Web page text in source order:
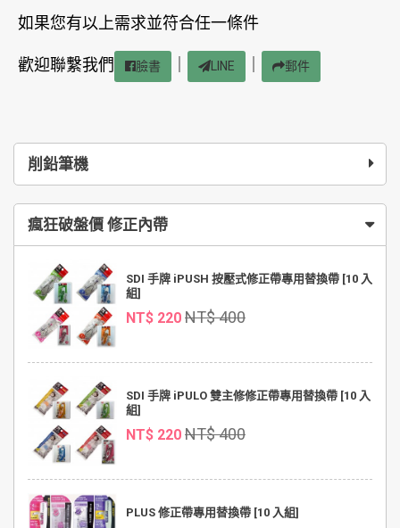
削鉛筆機
瘋狂破盤價 修正內帶
SDI 手牌 iPUSH 按壓式修正帶專用替換帶 [10 入
組]
NT$ 220 NT$ 400
SDI 手牌 iPULO 雙主修修正帶專用替換帶 [10 入
組]
NT$ 220 NT$ 400
PLUS 修正帶專用替換帶 [10 入組]
如果您有以上需求並符合任一條件
歡迎聯繫我們 臉書 LINE 郵件